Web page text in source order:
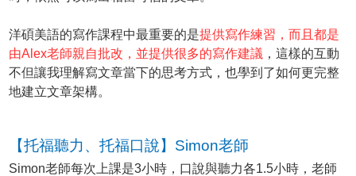
洋碩美語的寫作課程中最重要的是提供寫作練習，而且都是
由Alex老師親自批改，並提供很多的寫作建議 ，這樣的互動
不但讓我理解寫文章當下的思考方式，也學到了如何更完整
地建立文章架構。
【托福聽力、托福口說】Simon老師
Simon老師每次上課是3小時，口說與聽力各1.5小時，老師